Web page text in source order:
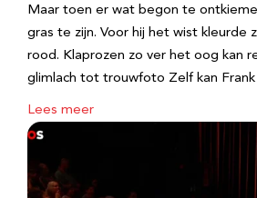
Maar toen er wat begon te
gras te zijn. Voor hij het wist kleurde
rood. Klaprozen zo ver het oog kan
glimlach tot trouwfoto Zelf kan
Lees meer